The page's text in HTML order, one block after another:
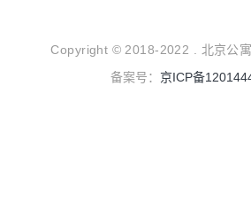
Copyright © 2018-2022 . 北京公
备案号： 京ICP备